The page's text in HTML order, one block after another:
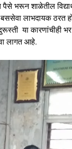
भरून शाळेतील
बससेवा लाभदायक
या कारणांचीही
लागत आहे.